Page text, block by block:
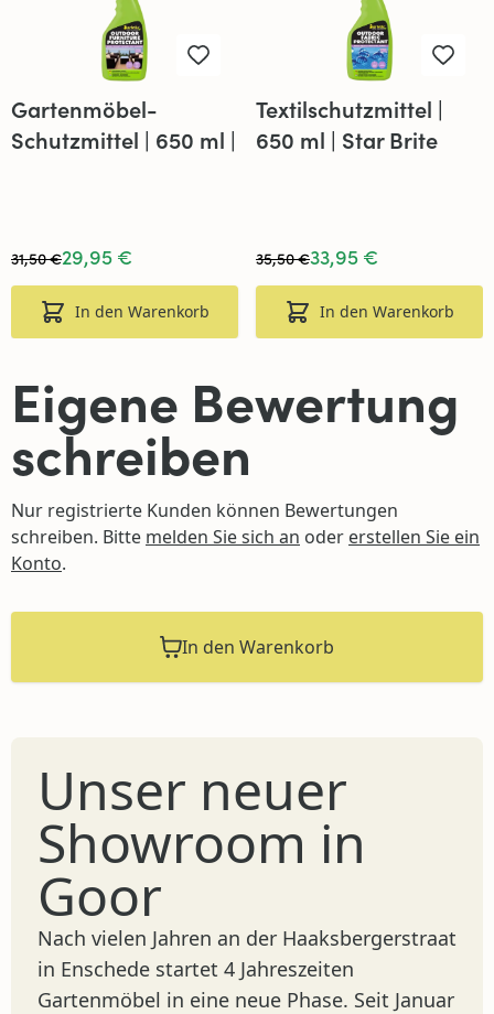
Gartenmöbel-
Schutzmittel | 650 ml |
29,95 €
31,50 €
In den Warenkorb
Textilschutzmittel |
650 ml | Star Brite
33,95 €
35,50 €
In den Warenkorb
Eigene Bewertung
schreiben
Nur registrierte Kunden können Bewertungen
schreiben. Bitte melden Sie sich an oder erstellen Sie ein
Konto.
In den Warenkorb
Unser neuer
Showroom in
Goor
Nach vielen Jahren an der Haaksbergerstraat
in Enschede startet 4 Jahreszeiten
Gartenmöbel in eine neue Phase. Seit Januar